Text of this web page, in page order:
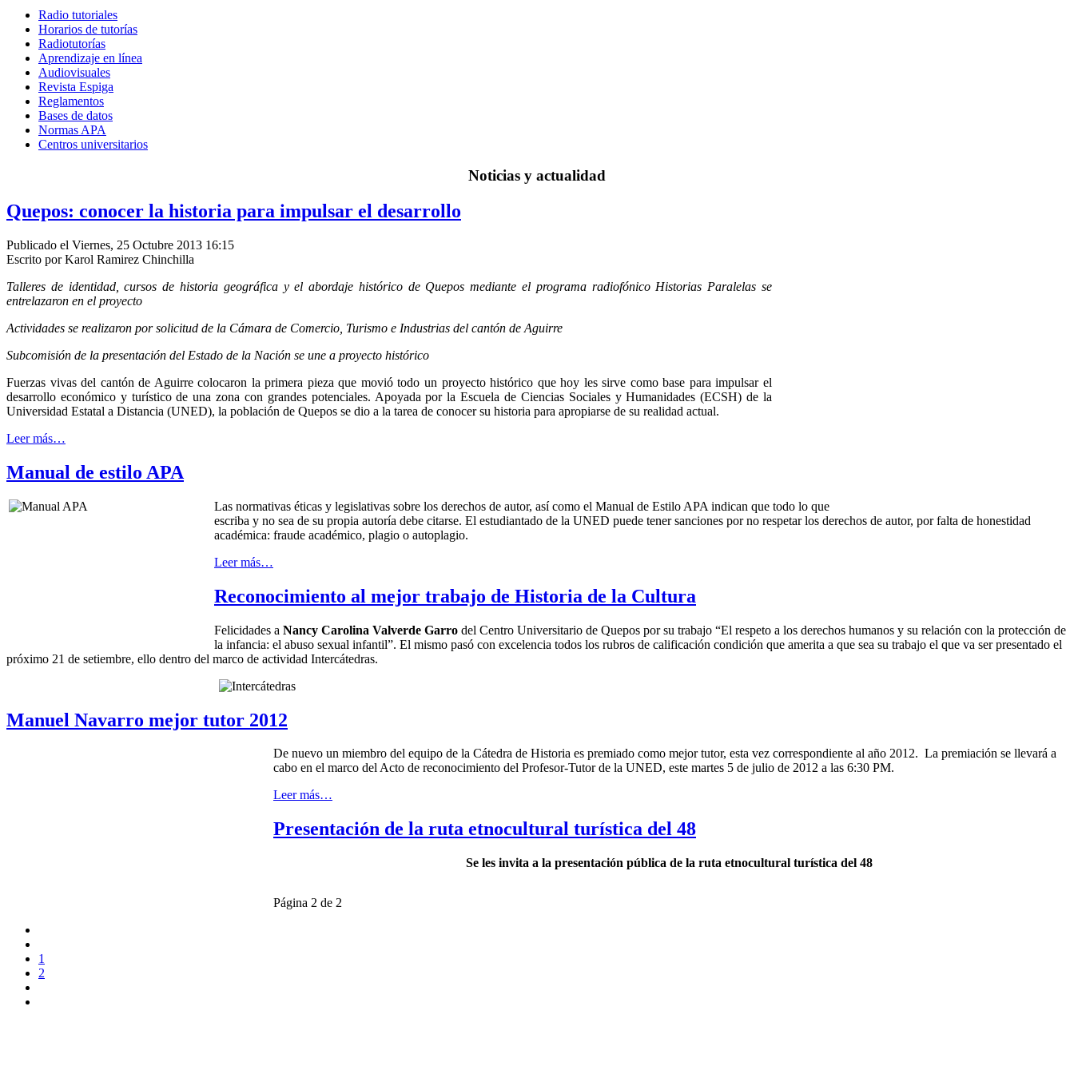
Radio tutoriales
Horarios de tutorías
Radiotutorías
Aprendizaje en línea
Audiovisuales
Revista Espiga
Reglamentos
Bases de datos
Normas APA
Centros universitarios
Noticias y actualidad
Quepos: conocer la historia para impulsar el desarrollo
Publicado el Viernes, 25 Octubre 2013 16:15
Escrito por Karol Ramirez Chinchilla
Talleres de identidad, cursos de historia geográfica y el abordaje histórico de Quepos mediante el programa radiofónico Historias Paralelas se
entrelazaron en el proyecto
Actividades se realizaron por solicitud de la Cámara de Comercio, Turismo e Industrias del cantón de Aguirre
Subcomisión de la presentación del Estado de la Nación se une a proyecto histórico
Fuerzas vivas del cantón de Aguirre colocaron la primera pieza que movió todo un proyecto histórico que hoy les sirve como base para impulsar el
desarrollo económico y turístico de una zona con grandes potenciales. Apoyada por la Escuela de Ciencias Sociales y Humanidades (ECSH) de la
Universidad Estatal a Distancia (UNED), la población de Quepos se dio a la tarea de conocer su historia para apropiarse de su realidad actual.
Leer más…
Manual de estilo APA
Las normativas éticas y legislativas sobre los derechos de autor, así como el Manual de Estilo APA indican que todo lo que
escriba y no sea de su propia autoría debe citarse. El estudiantado de la UNED puede tener sanciones por no respetar los derechos de autor, por falta de honestidad
académica: fraude académico, plagio o autoplagio.
Leer más…
Reconocimiento al mejor trabajo de Historia de la Cultura
Felicidades a Nancy Carolina Valverde Garro del Centro Universitario de Quepos por su trabajo “El respeto a los derechos humanos y su relación con la protección de
la infancia: el abuso sexual infantil”. El mismo pasó con excelencia todos los rubros de calificación condición que amerita a que sea su trabajo el que va ser presentado el
próximo 21 de setiembre, ello dentro del marco de actividad Intercátedras.
Manuel Navarro mejor tutor 2012
De nuevo un miembro del equipo de la Cátedra de Historia es premiado como mejor tutor, esta vez correspondiente al año 2012. La premiación se llevará a
cabo en el marco del Acto de reconocimiento del Profesor-Tutor de la UNED, este martes 5 de julio de 2012 a las 6:30 PM.
Leer más…
Presentación de la ruta etnocultural turística del 48
Se les invita a la presentación pública de la ruta etnocultural turística del 48
Página 2 de 2
1
2